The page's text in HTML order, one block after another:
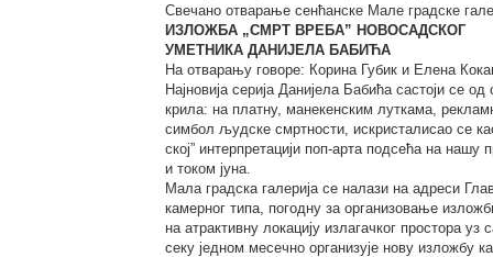
Свечано отварање сенћанске Мале градске
ИЗЛОЖБА „СМРТ ВРЕБА” НОВОСАДСКОГ
УМЕТНИКА ДАНИЈЕЛА БАБИЋА
На отварању говоре: Корина Губик и Елена
Најновија серија Данијела Бабића састоји се
крила: на платну, манекенским луткама,
симбол људске смртности, искристалисао се
ској” интерпретацији поп-арта подсећа на
и током јуна.
Мала градска галерија се налази на адреси
камерног типа, погодну за организовање
на атрактивну локацију излагачког простора
секу једном месечно организује нову изложбу